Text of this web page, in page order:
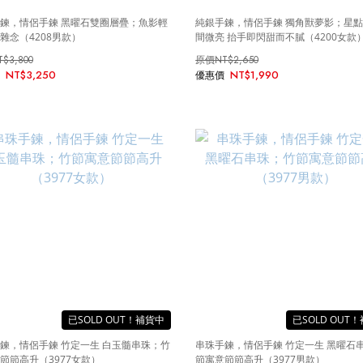
，情侶手鍊 黑曜石雙圈層疊；魚影輕
念（4208男款）
NT$3,250
純銀手鍊，情侶手鍊 獨角獸夢影；星
間微亮 抬手即閃甜而不膩（4200女款
NT$2,650
NT$1,990
SOLD OUT
，情侶手鍊 竹定一生 白玉髓串珠；竹
節高升（3977女款）
SOLD OUT
串珠手鍊，情侶手鍊 竹定一生 黑曜石
節寓意節節高升（3977男款）